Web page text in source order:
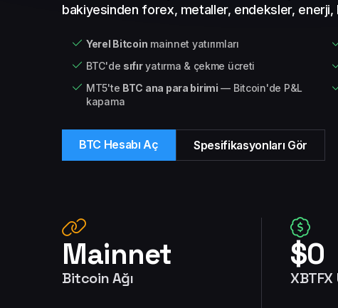
bakiyesinden forex, metaller, endeksler, enerji,
Yerel Bitcoin mainnet yatırımları
BTC'de sıfıryatırma & çekme ücreti
MT5'te BTC ana para birimi — Bitcoin'de P&L
kapama
BTC Hesabı Aç Spesifikasyonları Gör
Mainnet
Bitcoin Ağı
$0